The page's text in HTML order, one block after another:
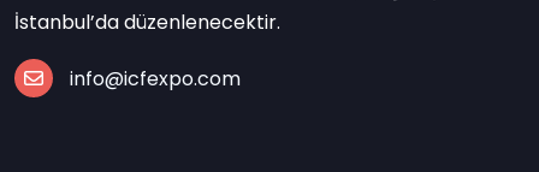
İstanbul’da düzenlenecektir.
info@icfexpo.com